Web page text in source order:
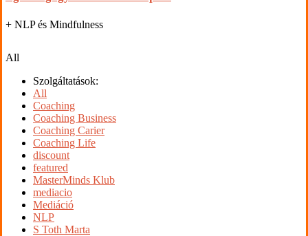
+ NLP és Mindfulness
All
Szolgáltatások:
All
Coaching
Coaching Business
Coaching Carier
Coaching Life
discount
featured
MasterMinds Klub
mediacio
Mediáció
NLP
S Toth Marta